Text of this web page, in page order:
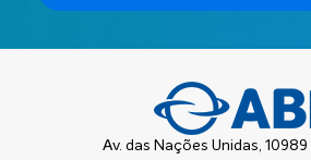
Av. das Nações Unidas,